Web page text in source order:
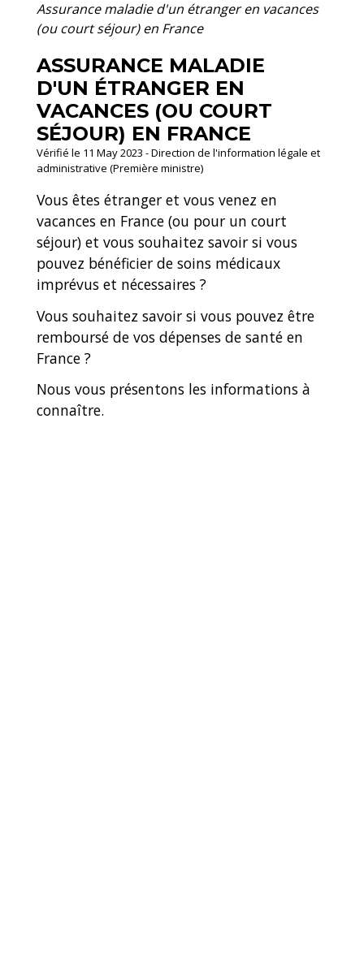
Assurance maladie d'un étranger en vacances
(ou court séjour) en France
ASSURANCE MALADIE
D'UN ÉTRANGER EN
VACANCES (OU COURT
SÉJOUR) EN FRANCE
Vérifié le 11 May 2023 - Direction de l'information légale et
administrative (Première ministre)
Vous êtes étranger et vous venez en
vacances en France (ou pour un court
séjour) et vous souhaitez savoir si vous
pouvez bénéficier de soins médicaux
imprévus et nécessaires ?
Vous souhaitez savoir si vous pouvez être
remboursé de vos dépenses de santé en
France ?
Nous vous présentons les informations à
connaître.